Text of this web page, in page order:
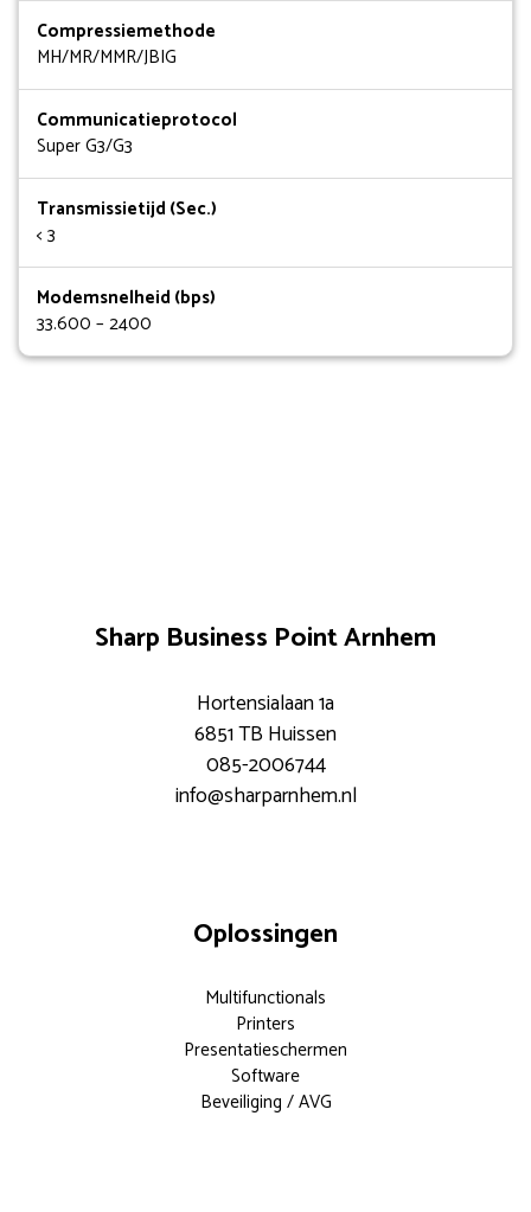
Compressiemethode
MH/MR/MMR/JBIG
Communicatieprotocol
Super G3/G3
Transmissietijd (Sec.)
< 3
Modemsnelheid (bps)
33.600 – 2400
Sharp Business Point Arnhem
Hortensialaan 1a
6851 TB Huissen
085-2006744
info@sharparnhem.nl
Oplossingen
Multifunctionals
Printers
Presentatieschermen
Software
Beveiliging / AVG